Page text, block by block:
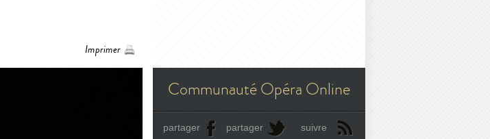
Imprimer
Communauté Opéra Online
partager partager suivre